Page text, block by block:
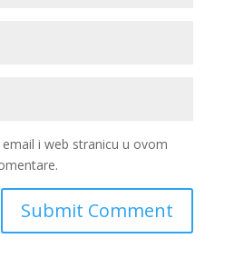
i web stranicu u ovom